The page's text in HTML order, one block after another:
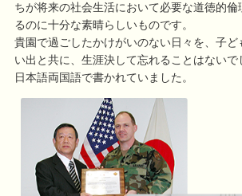
ちが将来の社会生活において必要な道徳的倫
るのに十分な素晴らしいものです。
貴園で過ごしたかけがいのない日々を、子ど
い出と共に、生涯決して忘れることはないで
日本語両国語で書かれていました。